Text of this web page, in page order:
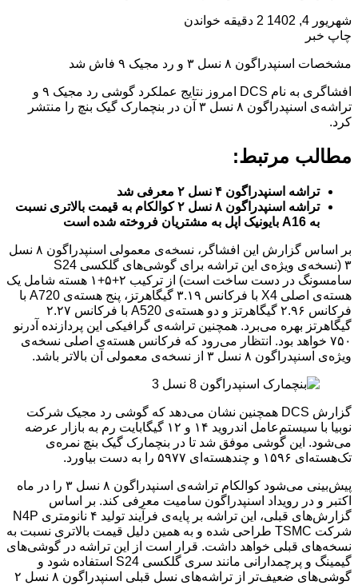
شهریور 4, 1402
2 دقیقه خواندن
چاپ خبر
مشخصات اسنپدراگون ۸ نسل ۳ و رد مجیک ۹ فاش شد
افشاگری به نام DCS امروز نتایج عملکرد گوشی رد مجیک ۹ و
تراشه‌ی اسنپدراگون ۸ نسل ۳ آن در بنچمارک گیک بنچ را منتشر
کرد.
مطالب مرتبط:
تراشه اسنپدراگون ۴ نسل ۲ معرفی شد
تراشه اسنپدراگون ۸ نسل ۲ کوالکام به قیمت بالاتری نسبت
به A16 بایونیک اپل به مشتریان فروخته شده است
بر اساس گزارش این افشاگر، نسخه‌ی معمولی اسنپدراگون ۸ نسل
۳ (نسخه‌ی ویژه‌ی این تراشه برای گوشی‌های گلکسی S24
سامسونگ در دست ساخت است) از ترکیب ۲+۵+۱ هسته شامل یک
هسته‌ی اصلی X4 با فرکانس ۳.۱۹ گیگاهرتز، پنج هسته‌ی A720 با
فرکانس ۲.۹۶ گیگاهرتز و دو هسته‌ی A520 با فرکانس ۲.۲۷
گیگاهرتز بهره می‌برد. همچنین تراشه‌ی گرافیکی این پردازنده آدرنو
۷۵۰ خواهد بود. انتظار می‌رود که فرکانس هسته‌ی اصلی نسخه‌ی
ویژه‌ی اسنپدراگون ۸ نسل ۳ از نسخه‌ی معمولی آن بالاتر باشد.
گزارش DCS همچنین نشان می‌دهد که گوشی رد مجیک شرکت
نوبیا با سیستم‌عامل اندروید ۱۴ و ۱۲ گیگابایت رم به بازار عرضه
می‌شود. این گوشی موفق شد تا در بنچمارک گیک بنچ نمره‌ی
تک‌هسته‌ای ۱۵۹۶ و چندهسته‌ای ۵۹۷۷ را به دست بیاورد.
پیش‌بینی می‌شود کوالکام تراشه‌ی اسنپدراگون ۸ نسل ۳ را در ماه
اکتبر و در رویداد اسنپدراگون سامیت معرفی کند. بر اساس
گزارش‌های قبلی، این تراشه بر پایه‌ی فرآیند تولید ۴ نانومتری N4P
شرکت TSMC طراحی شده و به همین دلیل قیمت بالاتری نسبت به
نسخه‌های قبلی خواهد داشت. قرار است از این تراشه در گوشی‌های
گیمینگ و پرچمدارانی مانند سری گلکسی S24 استفاده شود و
گوشی‌های ضعیف‌تر از تراشه‌های نسل قبلی اسنپدراگون ۸ نسل ۲